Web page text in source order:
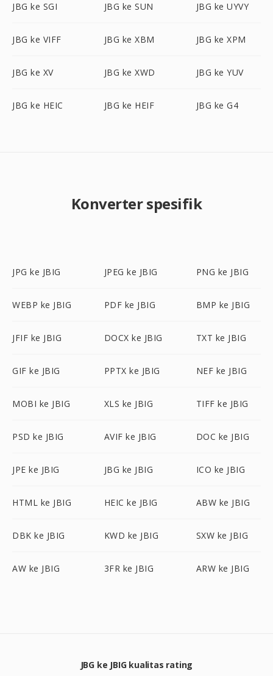
JBG ke SGI JBG ke SUN JBG ke UYVY
JBG ke VIFF JBG ke XBM JBG ke XPM
JBG ke XV JBG ke XWD JBG ke YUV
JBG ke HEIC JBG ke HEIF JBG ke G4
Konverter spesifik
JPG ke JBIG JPEG ke JBIG PNG ke JBIG
WEBP ke JBIG PDF ke JBIG BMP ke JBIG
JFIF ke JBIG DOCX ke JBIG TXT ke JBIG
GIF ke JBIG PPTX ke JBIG NEF ke JBIG
MOBI ke JBIG XLS ke JBIG TIFF ke JBIG
PSD ke JBIG AVIF ke JBIG DOC ke JBIG
JPE ke JBIG JBG ke JBIG ICO ke JBIG
HTML ke JBIG HEIC ke JBIG ABW ke JBIG
DBK ke JBIG KWD ke JBIG SXW ke JBIG
AW ke JBIG 3FR ke JBIG ARW ke JBIG
JBG ke JBIG kualitas rating